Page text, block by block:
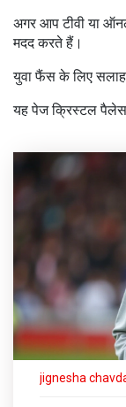
अगर आप टीवी या
मदद करते हैं।
युवा फैंस के लिए
यह पेज क्रिस्टल पैलेस
jignesha